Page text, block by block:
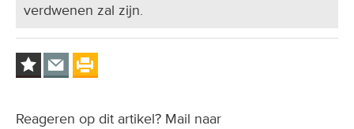
verdwenen zal zijn.
Reageren op dit artikel? Mail naar